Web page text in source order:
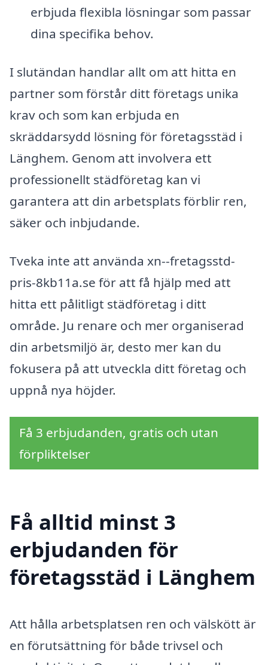
erbjuda flexibla lösningar som passar
dina specifika behov.
I slutändan handlar allt om att hitta en
partner som förstår ditt företags unika
krav och som kan erbjuda en
skräddarsydd lösning för företagsstäd i
Länghem. Genom att involvera ett
professionellt städföretag kan vi
garantera att din arbetsplats förblir ren,
säker och inbjudande.
Tveka inte att använda xn--fretagsstd-
pris-8kb11a.se för att få hjälp med att
hitta ett pålitligt städföretag i ditt
område. Ju renare och mer organiserad
din arbetsmiljö är, desto mer kan du
fokusera på att utveckla ditt företag och
uppnå nya höjder.
Få 3 erbjudanden, gratis och utan
förpliktelser
Få alltid minst 3
erbjudanden för
företagsstäd i Länghem
Att hålla arbetsplatsen ren och välskött är
en förutsättning för både trivsel och